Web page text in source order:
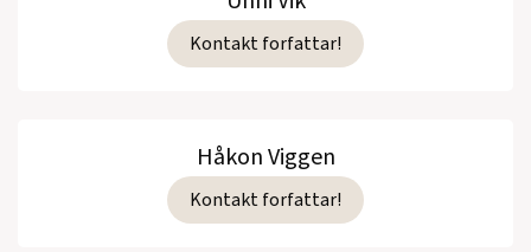
Kontakt forfattar!
Håkon Viggen
Kontakt forfattar!